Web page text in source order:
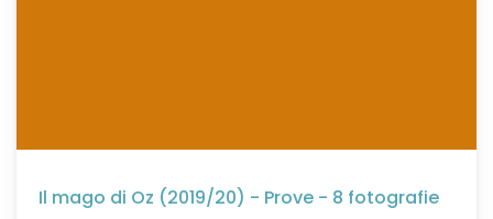
Il mago di Oz (2019/20) - Prove - 8 fotografie